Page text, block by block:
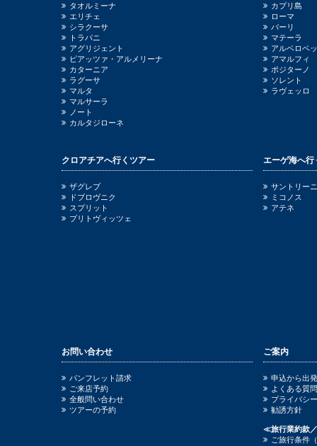
タオルミーナ
エリチェ
シラクーサ
トラパニ
アグリジェント
ピアッツァ・アルメリーナ
カターニア
ラグーサ
マルタ
マルサーラ
ノート
カルタジローネ
カプリ島
ローマ
バーリ
マテーラ
アルベロベ
アマルフィ
ポジターノ
ソレント
ラヴェッロ
クロアチアへ行くツアー
ザグレブ
ドブロヴニク
スプリット
プリトヴィッツェ
エーゲ海へ行
サントリーニ
ミコノス
アテネ
お問い合わせ
パンフレット請求
ご来店予約
全般問い合わせ
ツアーの予約
ご案内
申込から出
よくある質問
プライバシ
勧誘方針
≪旅行業約款
ご旅行条件